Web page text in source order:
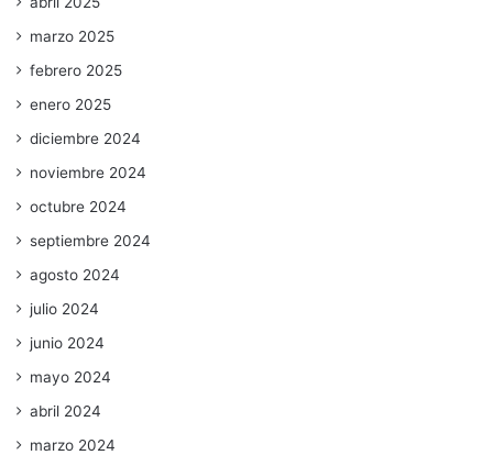
marzo 2025
febrero 2025
enero 2025
diciembre 2024
noviembre 2024
octubre 2024
septiembre 2024
agosto 2024
julio 2024
junio 2024
mayo 2024
abril 2024
marzo 2024